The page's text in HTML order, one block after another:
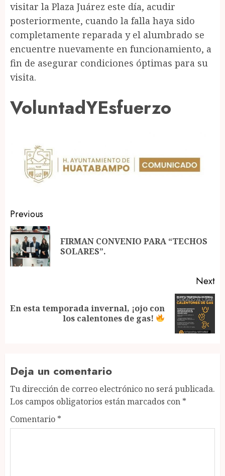
visitar la Plaza Juárez este día, acudir
posteriormente, cuando la falla haya sido
completamente reparada y el alumbrado se
encuentre nuevamente en funcionamiento, a
fin de asegurar condiciones óptimas para su
visita.
VoluntadYEsfuerzo
Post
navigation
Previous
FIRMAN CONVENIO PARA “TECHOS
SOLARES”.
Next
Next
En esta temporada invernal, ¡ojo con
los calentones de gas!
Deja un comentario
Tu dirección de correo electrónico no será publicada.
Los campos obligatorios están marcados con *
Comentario *